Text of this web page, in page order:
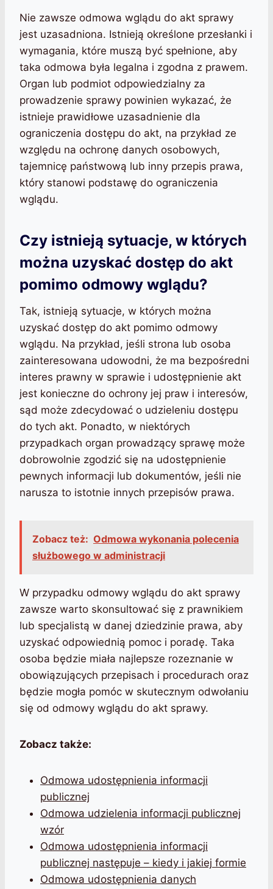
Nie zawsze odmowa wglądu do akt sprawy
jest uzasadniona. Istnieją określone przesłanki i
wymagania, które muszą być spełnione, aby
taka odmowa była legalna i zgodna z prawem.
Organ lub podmiot odpowiedzialny za
prowadzenie sprawy powinien wykazać, że
istnieje prawidłowe uzasadnienie dla
ograniczenia dostępu do akt, na przykład ze
względu na ochronę danych osobowych,
tajemnicę państwową lub inny przepis prawa,
który stanowi podstawę do ograniczenia
wglądu.
Czy istnieją sytuacje, w których
można uzyskać dostęp do akt
pomimo odmowy wglądu?
Tak, istnieją sytuacje, w których można
uzyskać dostęp do akt pomimo odmowy
wglądu. Na przykład, jeśli strona lub osoba
zainteresowana udowodni, że ma bezpośredni
interes prawny w sprawie i udostępnienie akt
jest konieczne do ochrony jej praw i interesów,
sąd może zdecydować o udzieleniu dostępu
do tych akt. Ponadto, w niektórych
przypadkach organ prowadzący sprawę może
dobrowolnie zgodzić się na udostępnienie
pewnych informacji lub dokumentów, jeśli nie
narusza to istotnie innych przepisów prawa.
Zobacz też: Odmowa wykonania polecenia
służbowego w administracji
W przypadku odmowy wglądu do akt sprawy
zawsze warto skonsultować się z prawnikiem
lub specjalistą w danej dziedzinie prawa, aby
uzyskać odpowiednią pomoc i poradę. Taka
osoba będzie miała najlepsze rozeznanie w
obowiązujących przepisach i procedurach oraz
będzie mogła pomóc w skutecznym odwołaniu
się od odmowy wglądu do akt sprawy.
Zobacz także:
Odmowa udostępnienia informacji
publicznej
Odmowa udzielenia informacji publicznej
wzór
Odmowa udostępnienia informacji
publicznej następuje – kiedy i jakiej formie
Odmowa udostępnienia danych